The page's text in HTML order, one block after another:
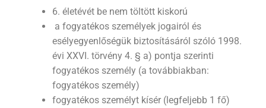
6. életévét be nem töltött kiskorú
a fogyatékos személyek jogairól és
esélyegyenlőségük biztosításáról szóló 1998.
évi XXVI. törvény 4. § a) pontja szerinti
fogyatékos személy (a továbbiakban:
fogyatékos személy)
fogyatékos személyt kísér (legfeljebb 1 fő)